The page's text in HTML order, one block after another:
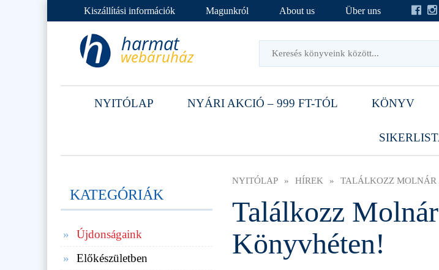
Kiszállítási információk Magunkról About us Über uns
NYITÓLAP NYÁRI AKCIÓ – 999 FT-TÓL KÖNYV
NYITÓLAP » HÍREK » TALÁLKOZZ MOLNÁR
Találkozz
Könyvhéten!
KATEGÓRIÁK
Újdonságaink
Előkészületben